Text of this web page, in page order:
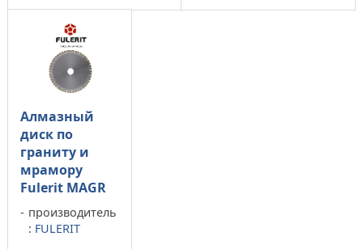
Алмазный
диск по
граниту и
мрамору
Fulerit MAGR
производитель
: FULERIT